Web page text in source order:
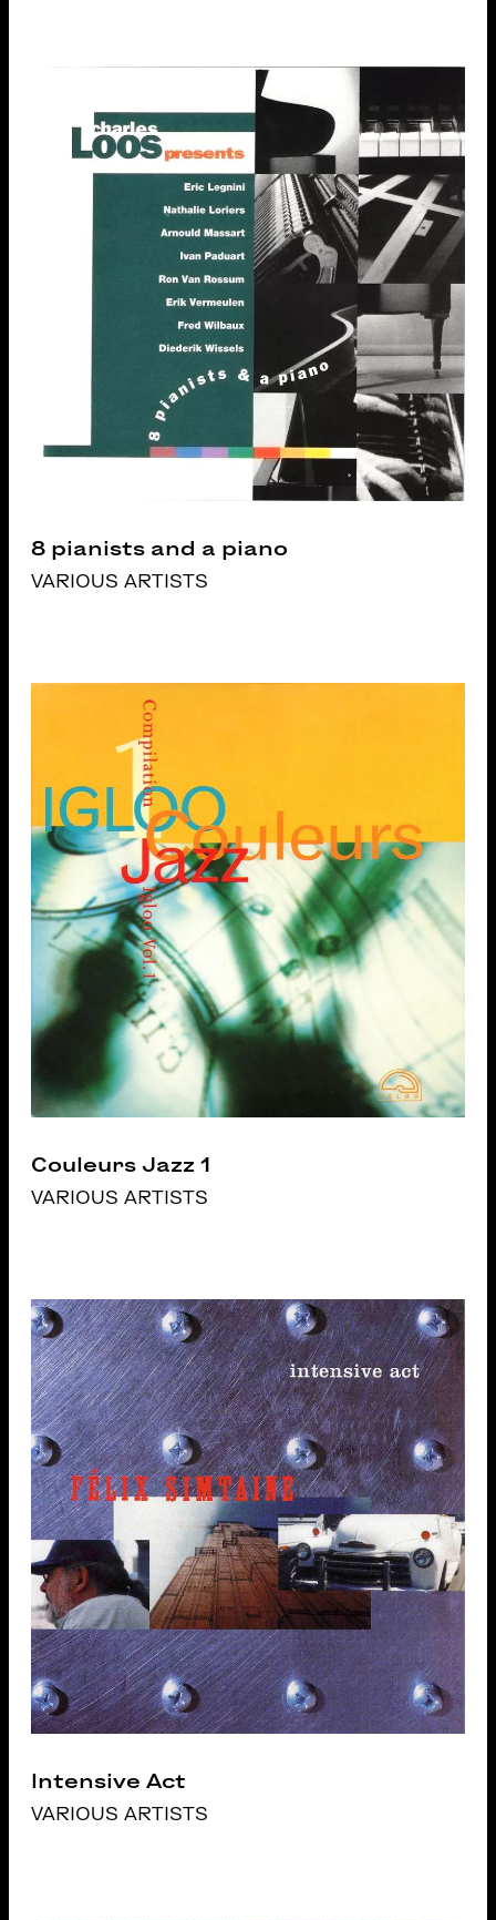
8 pianists and a piano
VARIOUS ARTISTS
Couleurs Jazz 1
VARIOUS ARTISTS
Intensive Act
VARIOUS ARTISTS